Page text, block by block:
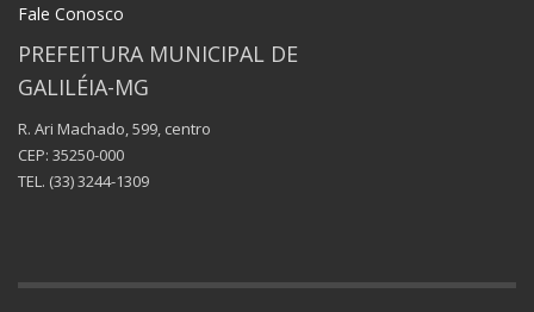
Fale Conosco
PREFEITURA MUNICIPAL DE
GALILÉIA-MG
R. Ari Machado, 599, centro
CEP: 35250-000
TEL. (33) 3244-1309